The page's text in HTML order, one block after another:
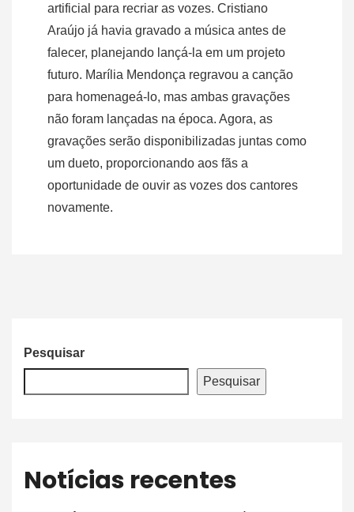
artificial para recriar as vozes. Cristiano
Araújo já havia gravado a música antes de
falecer, planejando lançá-la em um projeto
futuro. Marília Mendonça regravou a canção
para homenageá-lo, mas ambas gravações
não foram lançadas na época. Agora, as
gravações serão disponibilizadas juntas como
um dueto, proporcionando aos fãs a
oportunidade de ouvir as vozes dos cantores
novamente.
Pesquisar
Pesquisar
Notícias recentes